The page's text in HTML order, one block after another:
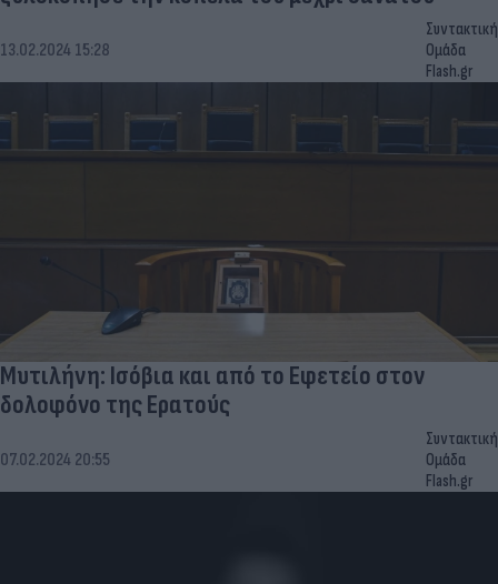
13.02.2024 15:28
Συντακτική
Ομάδα
Flash.gr
Μυτιλήνη: Ισόβια και από το Εφετείο στον
δολοφόνο της Ερατούς
07.02.2024 20:55
Συντακτική
Ομάδα
Flash.gr